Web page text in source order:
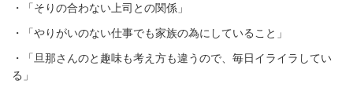
・「そりの合わない上司との関係」
・「やりがいのない仕事でも家族の為にしていること」
・「旦那さんのと趣味も考え方も違うので、毎日イライラしてい
る」